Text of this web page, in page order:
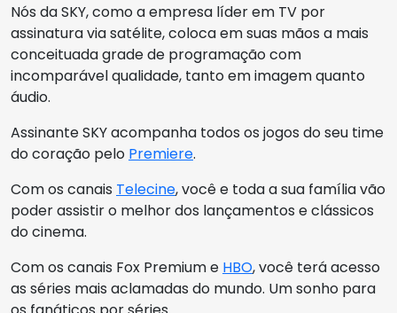
Nós da SKY, como a empresa líder em TV por
assinatura via satélite, coloca em suas mãos a mais
conceituada grade de programação com
incomparável qualidade, tanto em imagem quanto
áudio.
Assinante SKY acompanha todos os jogos do seu time
do coração pelo Premiere.
Com os canais Telecine, você e toda a sua família vão
poder assistir o melhor dos lançamentos e clássicos
do cinema.
Com os canais Fox Premium e HBO, você terá acesso
as séries mais aclamadas do mundo. Um sonho para